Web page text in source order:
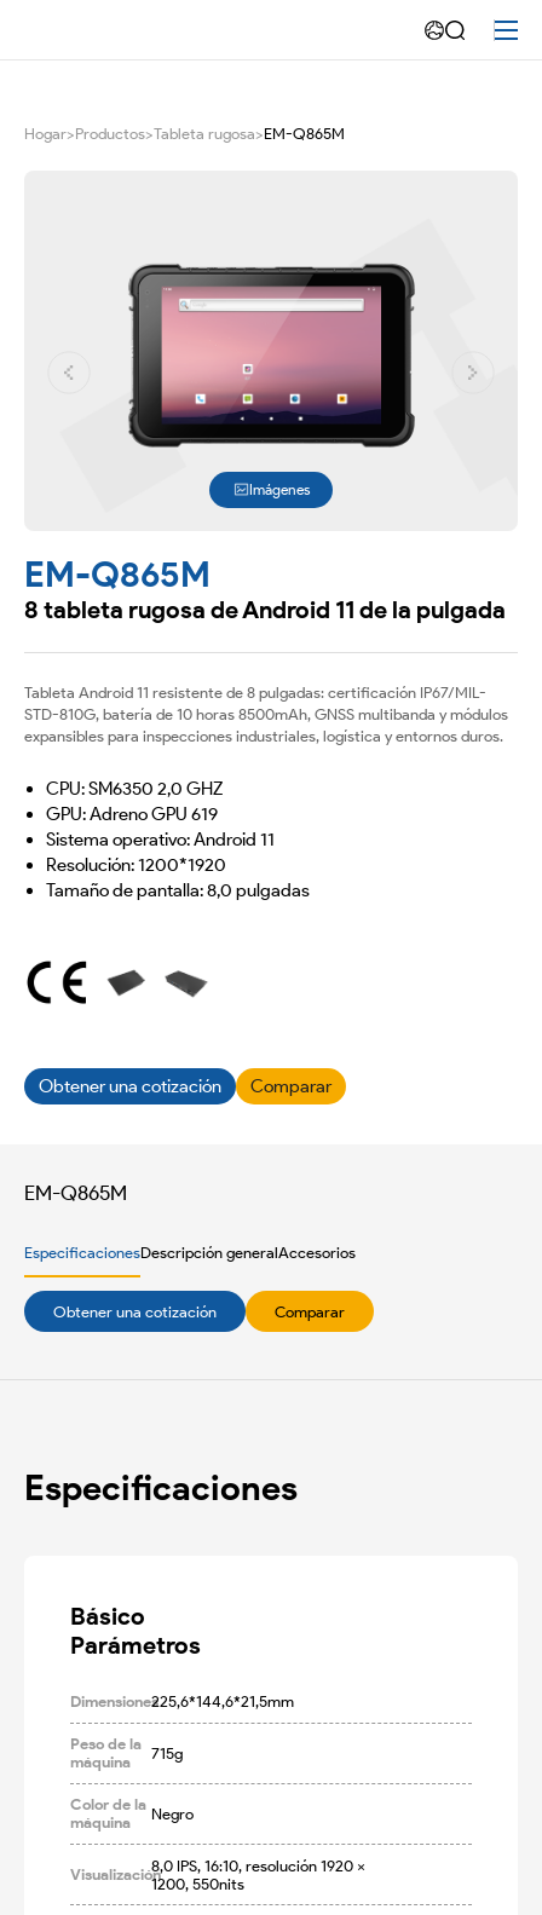
tableta
rugosa
pulgada
Hogar>Productos>Tableta rugosa>EM-Q865M
Imágenes
EM-Q865M
8 tableta rugosa de Android 11 de la pulgada
Tableta Android 11 resistente de 8 pulgadas: certificación IP67/MIL-
STD-810G, batería de 10 horas 8500mAh, GNSS multibanda y módulos
expansibles para inspecciones industriales, logística y entornos duros.
CPU: SM6350 2,0 GHZ
GPU: Adreno GPU 619
Sistema operativo: Android 11
Resolución: 1200*1920
Tamaño de pantalla: 8,0 pulgadas
Obtener una cotización Comparar
EM-Q865M
EspecificacionesDescripción generalAccesorios
Obtener una cotización Comparar
Especificaciones
Básico
Parámetros
Dimensiones225,6*144,6*21,5mm
Peso de la
máquina
715g
Color de la
máquina
Negro
Visualización8,0 IPS, 16:10, resolución 1920 ×
1200, 550nits